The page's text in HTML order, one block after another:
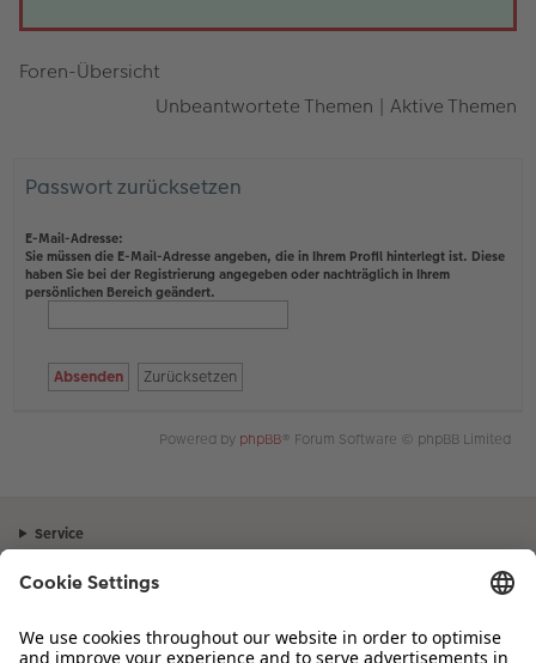
Foren-Übersicht
Unbeantwortete Themen | Aktive Themen
Passwort zurücksetzen
E-Mail-Adresse:
Sie müssen die E-Mail-Adresse angeben, die in Ihrem Profil hinterlegt ist. Diese
haben Sie bei der Registrierung angegeben oder nachträglich in Ihrem
persönlichen Bereich geändert.
Powered by phpBB® Forum Software © phpBB Limited
Service